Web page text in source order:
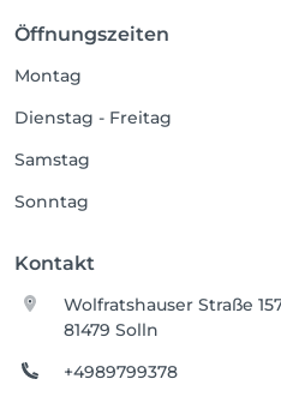
Öffnungszeiten
Montag
Dienstag - Freitag
Samstag
Sonntag
Kontakt
Wolfratshauser Straße
81479 Solln
+4989799378